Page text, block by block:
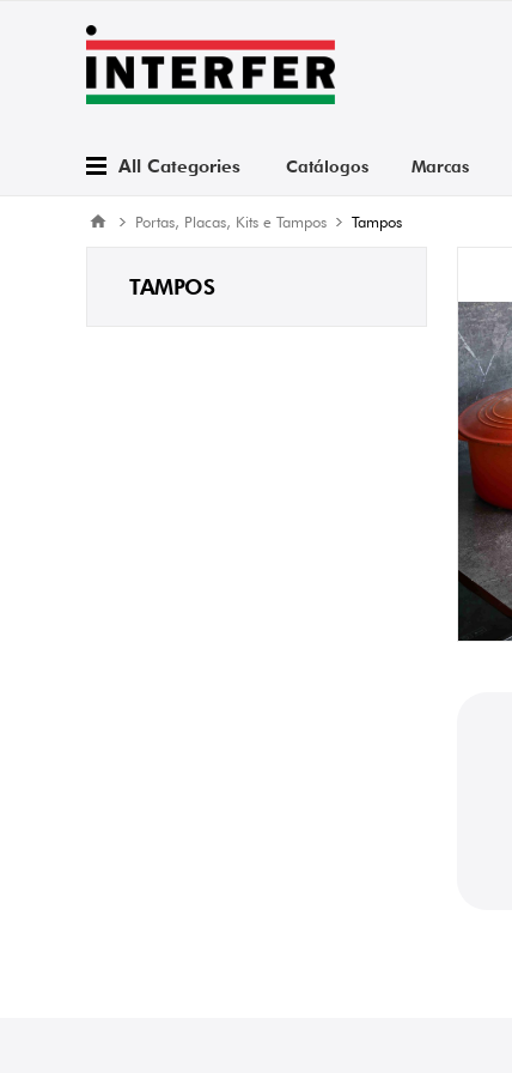
All Categories Catálogos Marcas
Portas, Placas, Kits e Tampos Tampos
TAMPOS